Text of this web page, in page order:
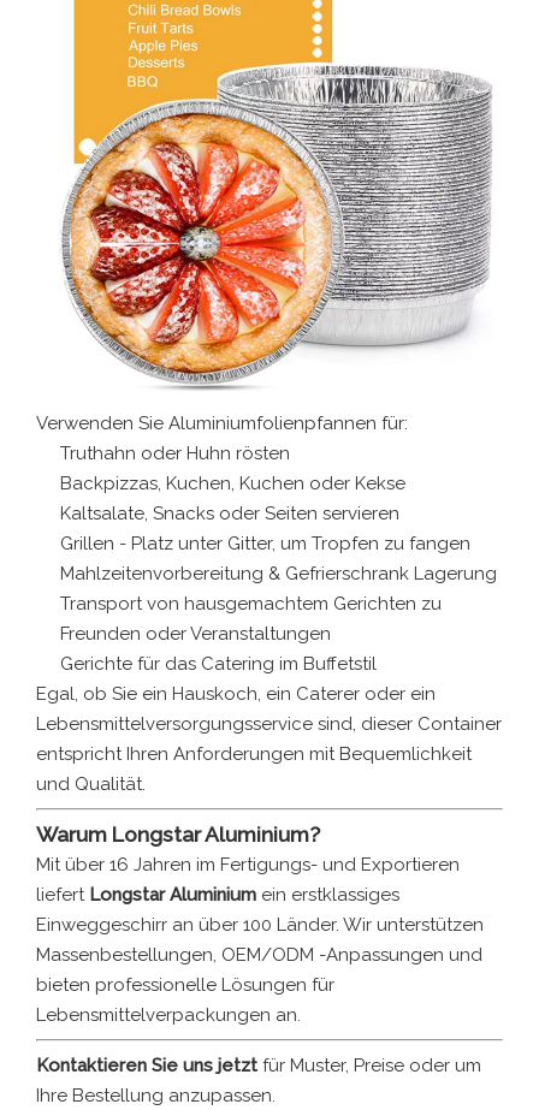
Verwenden Sie Aluminiumfolienpfannen für:
Truthahn oder Huhn rösten
Backpizzas, Kuchen, Kuchen oder Kekse
Kaltsalate, Snacks oder Seiten servieren
Grillen - Platz unter Gitter, um Tropfen zu fangen
Mahlzeitenvorbereitung & Gefrierschrank Lagerung
Transport von hausgemachtem Gerichten zu
Freunden oder Veranstaltungen
Gerichte für das Catering im Buffetstil
Egal, ob Sie ein Hauskoch, ein Caterer oder ein
Lebensmittelversorgungsservice sind, dieser Container
entspricht Ihren Anforderungen mit Bequemlichkeit
und Qualität.
Warum Longstar Aluminium?
Mit über 16 Jahren im Fertigungs- und Exportieren
liefert Longstar Aluminium ein erstklassiges
Einweggeschirr an über 100 Länder. Wir unterstützen
Massenbestellungen, OEM/ODM -Anpassungen und
bieten professionelle Lösungen für
Lebensmittelverpackungen an.
Kontaktieren Sie uns jetzt für Muster, Preise oder um
Ihre Bestellung anzupassen.